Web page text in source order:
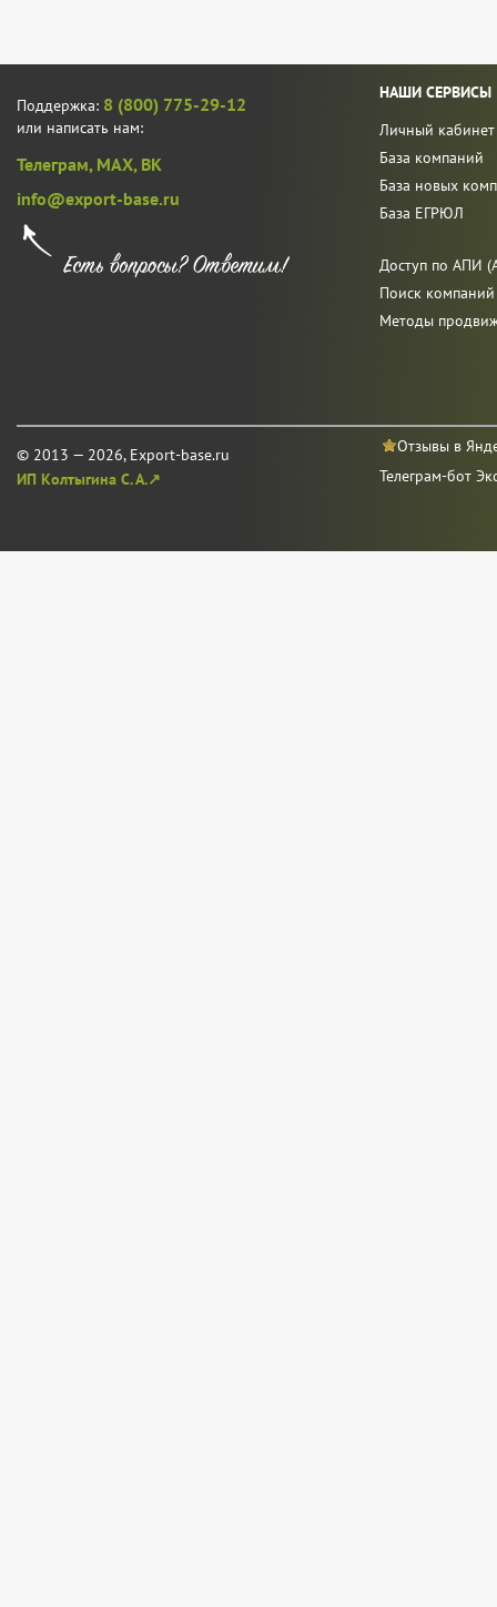
Поддержка: 8 (800) 775-29-12
или написать нам:
Телеграм, MAX, ВК
info@export-base.ru
© 2013 — 2026, Export-base.ru
ИП Колтыгина С. А.↗
НАШИ СЕРВИСЫ
Личный кабинет
База компаний
База новых
База ЕГРЮЛ
Доступ по АПИ
Поиск
Методы
Отзывы в
Телеграм-бот